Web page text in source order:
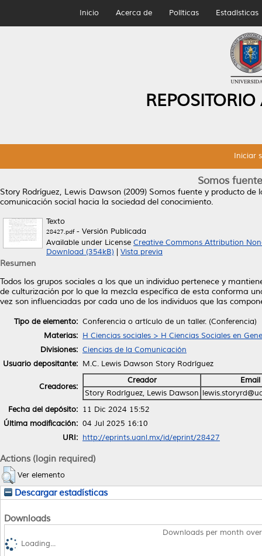
Inicio Acerca de Políticas Estadísticas
Iniciar
Somos
Story Rodríguez, Lewis Dawson (2009) Somos fuente y producto de
comunicación social hacia la sociedad del conocimiento.
Texto
28427.pdf- Versión Publicada
Available under License Creative Commons Attribution
Download (354kB)
Vista previa
Resumen
Todos los grupos sociales a los que un individuo pertenece y
de culturización por lo que la mezcla específica de esta conforma
vez son influenciadas por cada uno de los individuos que las
Tipo de elemento: Conferencia o artículo de un taller. (Conferencia)
Materias: H Ciencias sociales > H Ciencias Sociales en
Divisiones: Ciencias de la Comunicación
Usuario depositante: M.C. Lewis Dawson Story Rodríguez
Creadores:
Creador
Email
Story Rodríguez, Lewis Dawson
Fecha del depósito: 11 Dic 2024 15:52
Última modificación: 04 Jul 2025 16:10
URI: http://eprints.uanl.mx/id/eprint/28427
Actions (login required)
Ver elemento
Descargar estadísticas
Downloads
Downloads per month
Loading...